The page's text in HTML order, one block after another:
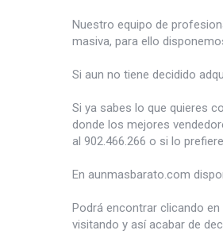
Nuestro equipo de
masiva, para ello
Si aun no tiene decidido
Si ya sabes lo que quieres
donde los mejores
al 902.466.266 o si lo
En aunmasbarato.com
Podrá encontrar clicando
visitando y así acabar de